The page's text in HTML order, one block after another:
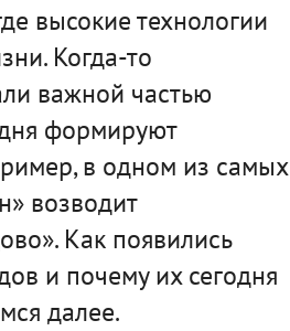
высокие технологии
Когда-то
важной частью
формируют
в одном из самых
возводит
Как появились
и почему их сегодня
далее.